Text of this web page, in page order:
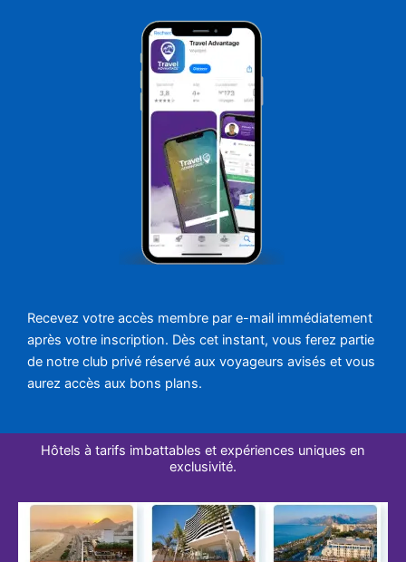
Recevez votre accès membre par e-mail immédiatement
après votre inscription. Dès cet instant, vous ferez partie
de notre club privé réservé aux voyageurs avisés et vous
aurez accès aux bons plans.
Hôtels à tarifs imbattables et expériences uniques en
exclusivité.